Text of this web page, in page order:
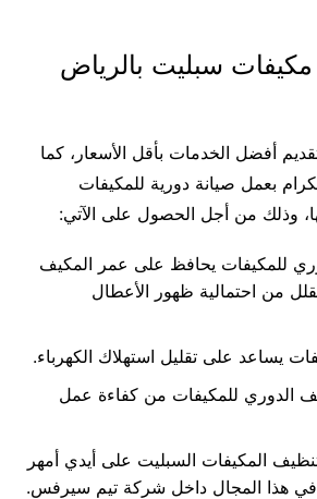
سبليت بالرياض
أفضل الخدمات بأقل الأسعار، كما
بعمل صيانة دورية للمكيفات
وذلك من أجل الحصول على الآتي:
للمكيفات يحافظ على عمر المكيف
من احتمالية ظهور الأعطال
يساعد على تقليل استهلاك الكهرباء.
الدوري للمكيفات من كفاءة عمل
المكيفات السبليت على أيدي أمهر
هذا المجال داخل شركة تيم سيرفس.